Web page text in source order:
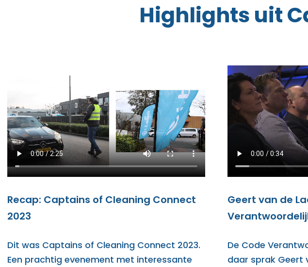
Highlights uit
Recap: Captains of Cleaning Connect
2023
Dit was Captains of Cleaning Connect 2023.
Een prachtig evenement met interessante
Geert van de
De Code
daar sprak Geert